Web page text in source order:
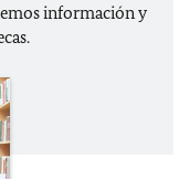
información y